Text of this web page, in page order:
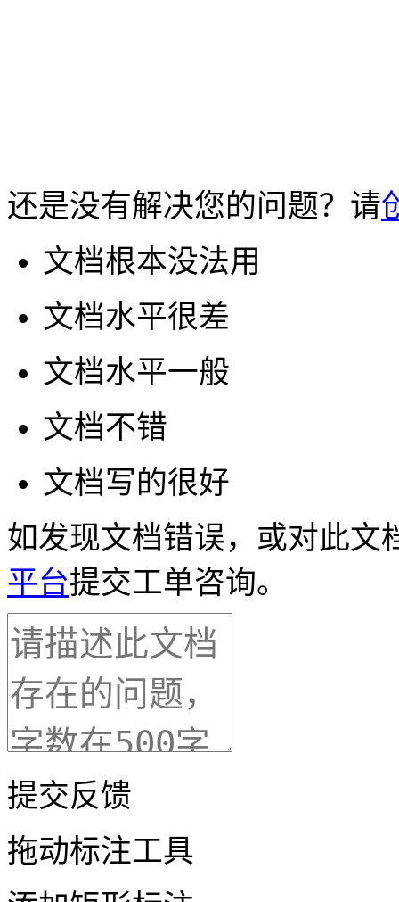
还是没有解决您的问题？请
文档根本没法用
文档水平很差
文档水平一般
文档不错
文档写的很好
如发现文档错误，或对此文
平台提交工单咨询。
提交反馈
拖动标注工具